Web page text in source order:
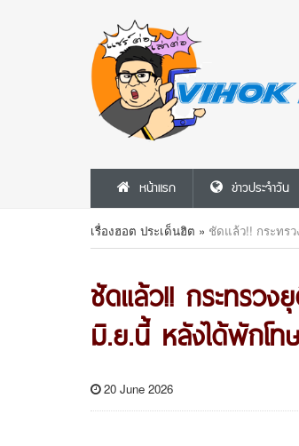
หน้าแรก ข่าวประจำวัน
เรื่องฮอต ประเด็นฮิต » ชัดแล้ว!! กระทร
ชัดแล้ว!! กระทรวง
มิ.ย.นี้ หลังได้พักโท
20 June 2026